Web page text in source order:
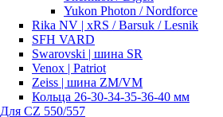
Yukon Photon / Nordforce
Rika NV | xRS / Barsuk / Lesnik
SFH VARD
Swarovski | шина SR
Venox | Patriot
Zeiss | шина ZM/VM
Кольца 26-30-34-35-36-40 мм
Для CZ 550/557